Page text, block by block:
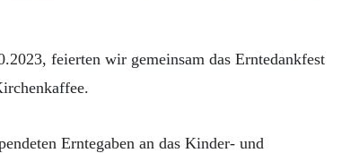
feierten wir gemeinsam das Erntedankfest
Erntegaben an das Kinder- und